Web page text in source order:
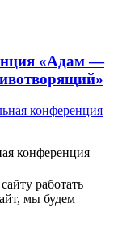
«Адам —
конференция
работать
мы будем